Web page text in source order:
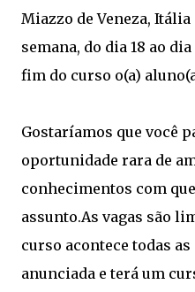
Miazzo de Veneza,
semana, do dia 18 ao
fim do curso o(a)
Gostaríamos que você
oportunidade rara de
conhecimentos com
assunto.As vagas são
curso acontece todas
anunciada e terá um